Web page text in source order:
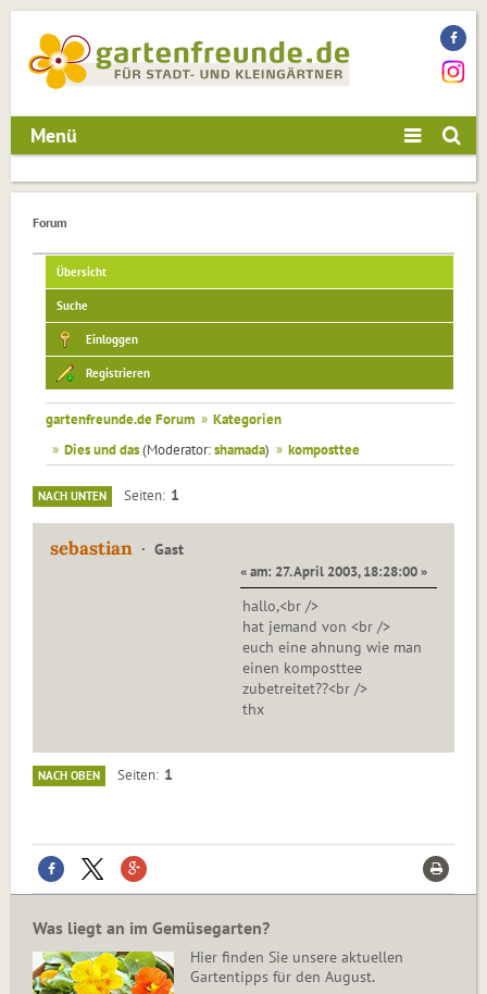
Menü
Forum
Übersicht
Suche
Einloggen
Registrieren
gartenfreunde.de Forum » Kategorien
» Dies und das(Moderator:shamada) » komposttee
NACH UNTEN Seiten 1
sebastian Gast
« am: 27. April 2003, 18:28:00 »
hallo,<br />
hat jemand von <br />
euch eine ahnung wie man
einen komposttee
zubetreitet??<br />
thx
NACH OBEN Seiten 1
Was liegt an im Gemüsegarten?
Hier finden Sie unsere aktuellen
Gartentipps für den August.